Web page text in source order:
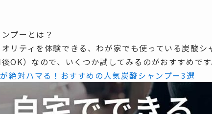
プーとは？
リティを体験できる、わが家でも使っている炭酸
OK） なので、いくつか試してみるのがおすすめで
絶対ハマる！おすすめの人気炭酸シャンプー3選